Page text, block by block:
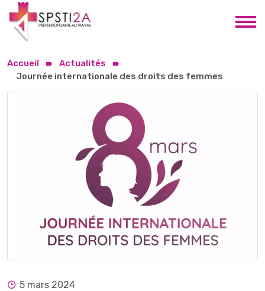
Accueil
Actualités
Journée internationale des droits des femmes
5 mars 2024